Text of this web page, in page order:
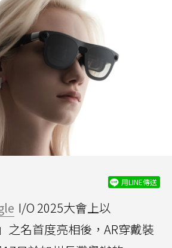
用LINE傳送
I/O 2025大會上以
之名首度亮相後，AR穿戴裝